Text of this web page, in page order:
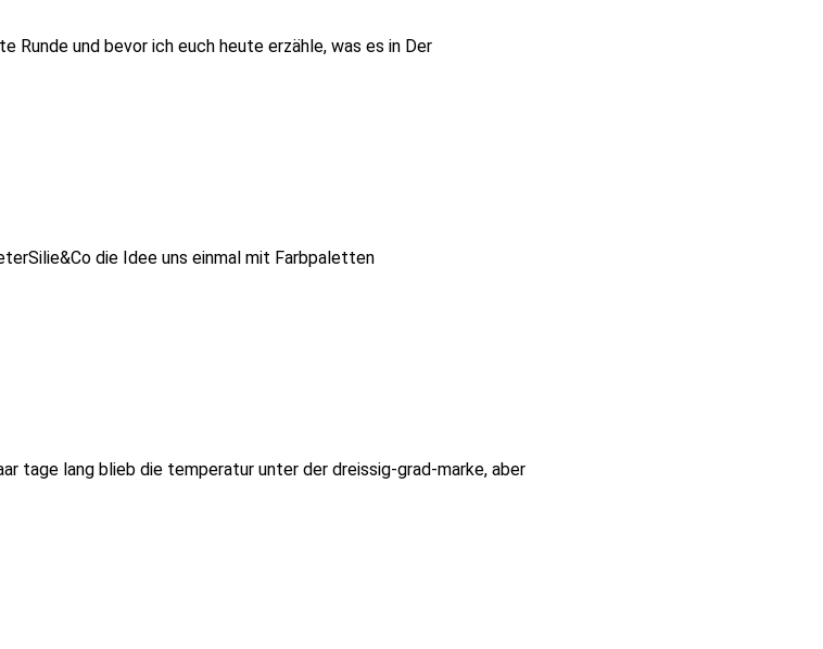
und bevor ich euch heute erzähle, was es in Der
die Idee uns einmal mit Farbpaletten
tage lang blieb die temperatur unter der dreissig-grad-marke, aber